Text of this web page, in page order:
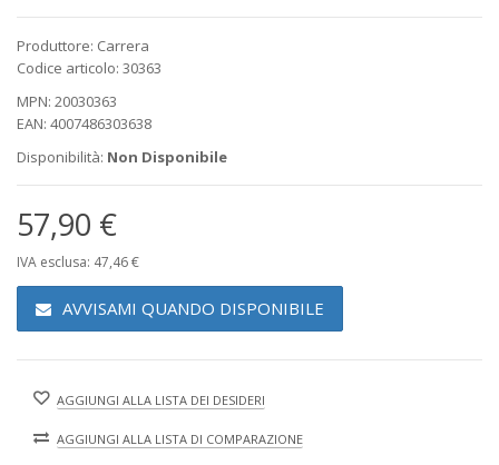
Produttore: Carrera
Codice articolo: 30363
MPN: 20030363
EAN: 4007486303638
Disponibilità: Non Disponibile
57,90 €
IVA esclusa: 47,46 €
AVVISAMI QUANDO DISPONIBILE
AGGIUNGI ALLA LISTA DEI DESIDERI
AGGIUNGI ALLA LISTA DI COMPARAZIONE